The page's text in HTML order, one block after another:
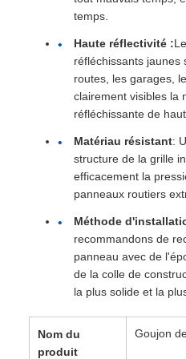
temps.
Haute réflectivité :
réfléchissants jaunes
routes, les garages,
clairement visibles la
réfléchissante de
Matériau résistant:
structure de la grille
efficacement la
panneaux routiers
Méthode
recommandons de
panneau avec de
de la colle de
la plus solide et la
Nom du
produit
Goujon